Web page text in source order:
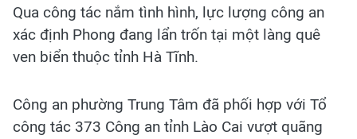
Qua công tác nắm tình hình, lực lượng công an
xác định Phong đang lẩn trốn tại một làng quê
ven biển thuộc tỉnh Hà Tĩnh.
Công an phường Trung Tâm đã phối hợp với Tổ
công tác 373 Công an tỉnh Lào Cai vượt quãng